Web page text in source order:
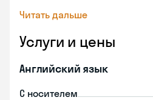
Читать дальше
Услуги и цены
Английский язык
С носителем